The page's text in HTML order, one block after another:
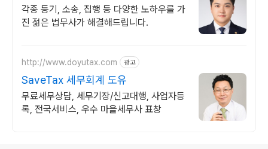
사 1:1 맞춤 해결
각종 등기, 소송, 집행 등 다양한 노하우를 가
진 젊은 법무사가 해결해드립니다.
http://www.doyutax.com 광고
SaveTax 세무회계 도유
무료세무상담, 세무기장/신고대행, 사업자등
록, 전국서비스, 우수 마을세무사 표창